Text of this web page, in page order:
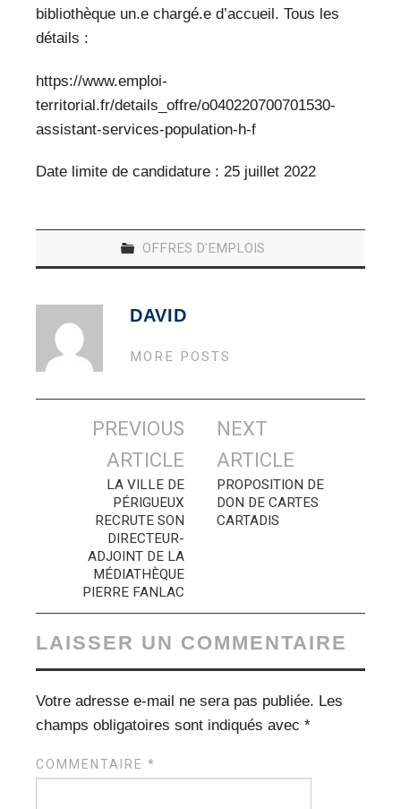
VEILLE PRO
OFFRES D’EMPLOIS
bibliothèque un.e chargé.e d’accueil. Tous les
détails :
https://www.emploi-
territorial.fr/details_offre/o040220700701530-
assistant-services-population-h-f
Date limite de candidature : 25 juillet 2022
OFFRES D'EMPLOIS
DAVID
MORE POSTS
Navigation
articles
PREVIOUS
ARTICLE
LA VILLE DE
PÉRIGUEUX
RECRUTE SON
DIRECTEUR-
ADJOINT DE LA
MÉDIATHÈQUE
PIERRE FANLAC
NEXT
ARTICLE
PROPOSITION DE
DON DE CARTES
CARTADIS
LAISSER UN COMMENTAIRE
Votre adresse e-mail ne sera pas publiée. Les
champs obligatoires sont indiqués avec*
COMMENTAIRE*